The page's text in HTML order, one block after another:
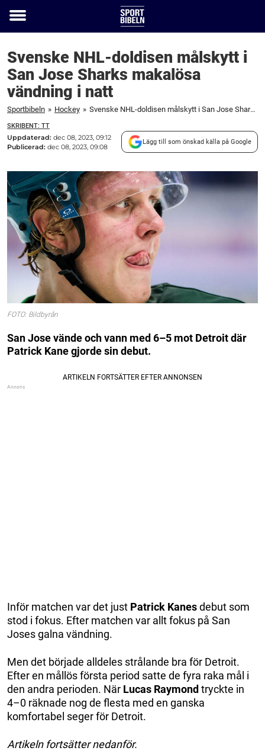
Toggle
Svenske NHL-doldisen målskytt i
San Jose Sharks makalösa
vändning i natt
Sportbibeln » Hockey » Svenske NHL-doldisen målskytt i San Jose Sharks makalösa vändning i natt
SKRIBENT: TT
Uppdaterad: dec 08, 2023, 09:12
Publicerad: dec 08, 2023, 09:08
Lägg till som önskad källa på Google
FOTO: Bildbyrån
San Jose vände och vann med 6–5 mot Detroit där
Patrick Kane gjorde sin debut.
Inför matchen var det just Patrick Kanesdebut som
stod i fokus. Efter matchen var allt fokus på San
Joses galna vändning.
Men det började alldeles strålande bra för Detroit.
Efter en mållös första period satte de fyra raka mål i
den andra perioden. När Lucas Raymond tryckte in
4–0 räknade nog de flesta med en ganska
komfortabel seger för Detroit.
Artikeln fortsätter nedanför.